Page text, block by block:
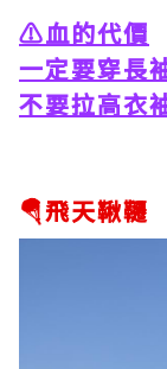
⚠️血的代價
一定要穿長
不要拉高衣
🪂飛天鞦韆